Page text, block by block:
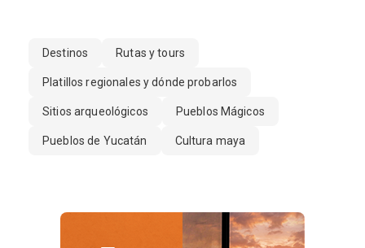
Destinos Rutas y tours
Platillos regionales y dónde probarlos
Sitios arqueológicos Pueblos Mágicos
Pueblos de Yucatán Cultura maya